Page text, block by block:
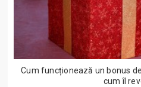
Cum funcționează un bonus
cum îl